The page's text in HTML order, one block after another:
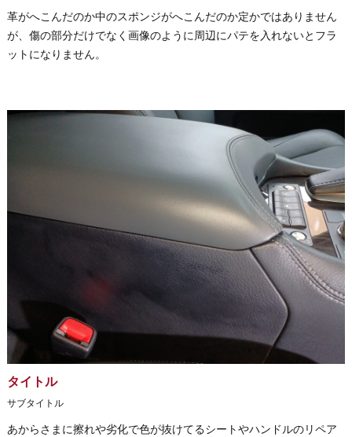
革がへこんだのか中のスポンジがへこんだのか定かではありません
が、傷の部分だけでなく画像のように周辺にパテを入れないとフラ
ットになりません。
タイトル
サブタイトル
あからさまに擦れや劣化で色が抜けてるシートやハンドルのリペア